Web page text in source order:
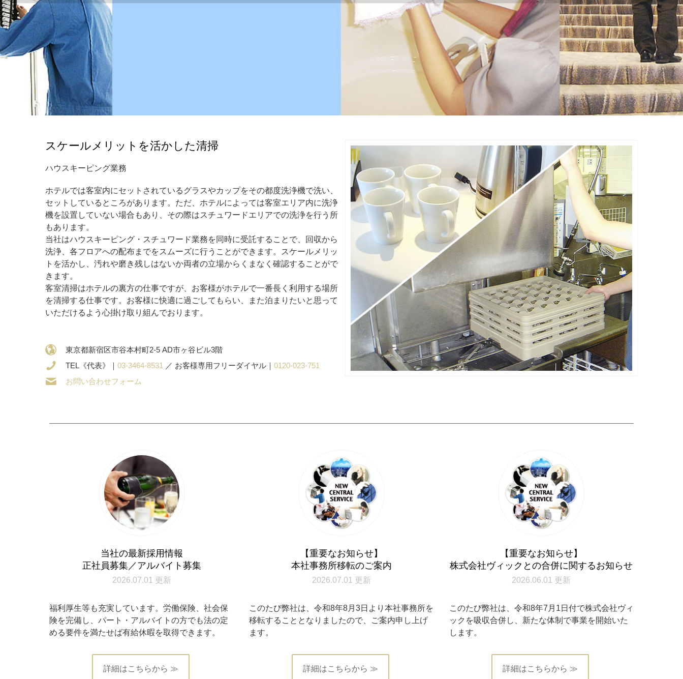
スケールメリットを活かした清掃
ハウスキーピング業務
ホテルでは客室内にセットされているグラスやカップをその都度洗浄機で洗い、
セットしているところがあります。ただ、ホテルによっては客室エリア内に洗浄
機を設置していない場合もあり、その際はスチュワードエリアでの洗浄を行う所
もあります。
当社はハウスキーピング・スチュワード業務を同時に受託することで、回収から
洗浄、各フロアへの配布までをスムーズに行うことができます。スケールメリッ
トを活かし、汚れや磨き残しはないか両者の立場からくまなく確認することがで
きます。
客室清掃はホテルの裏方の仕事ですが、お客様がホテルで一番長く利用する場所
を清掃する仕事です。お客様に快適に過ごしてもらい、また泊まりたいと思って
いただけるよう心掛け取り組んでおります。
東京都新宿区市谷本村町2-5 AD市ヶ谷ビル3階
TEL《代表》｜ 03-3464-8531 ／ お客様専用フリーダイヤル｜ 0120-023-751
お問い合わせフォーム
当社の最新採用情報
正社員募集／アルバイト募集
2026.07.01 更新
福利厚生等も充実しています。労働保険、社会保
険を完備し、パート・アルバイトの方でも法の定
める要件を満たせば有給休暇を取得できます。
詳細はこちらから ≫
【重要なお知らせ】
本社事務所移転のご案内
2026.07.01 更新
このたび弊社は、令和8年8月3日より本社事務所を
移転することとなりましたので、ご案内申し上げ
ます。
詳細はこちらから ≫
【重要なお知らせ】
株式会社ヴィックとの合併に関するお知らせ
2026.06.01 更新
このたび弊社は、令和8年7月1日付で株式会社ヴィ
ックを吸収合併し、新たな体制で事業を開始いた
します。
詳細はこちらから ≫